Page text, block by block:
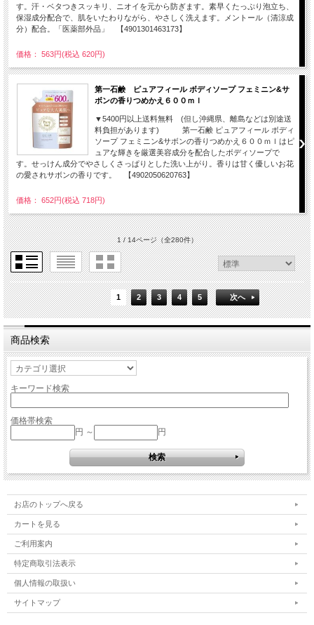
す。汗・ベタつきスッキリ、ニオイを元から防ぎます。素早くたっぷり泡立ち、
保湿成分配合で、肌をいたわりながら、やさしく洗えます。メントール（清涼成
分）配合。「医薬部外品」 【4901301463173】
価格： 563円(税込 620円)
第一石鹸 ピュアフィール ボディソープ フェミニン&サ
ボンの香りつめかえ６００ｍｌ
▼5400円以上送料無料 (但し沖縄県、離島などは別途送
料負担があります) 第一石鹸 ピュアフィール ボディ
ソープ フェミニン&サボンの香りつめかえ６００ｍｌはピ
ュアな輝きを厳選美容成分を配合したボディソープで
す。せっけん成分でやさしくさっぱりとした洗い上がり。香りは甘く優しいお花
の愛されサボンの香りです。 【4902050620763】
価格： 652円(税込 718円)
1 / 14ページ（全280件）
1 2 3 4 5 次へ
商品検索
キーワード検索
価格帯検索
円 ～
円
お店のトップへ戻る
カートを見る
ご利用案内
特定商取引法表示
個人情報の取扱い
サイトマップ